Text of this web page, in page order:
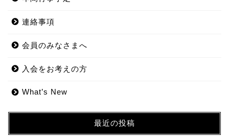
連絡事項
会員のみなさまへ
入会をお考えの方
What’s New
最近の投稿